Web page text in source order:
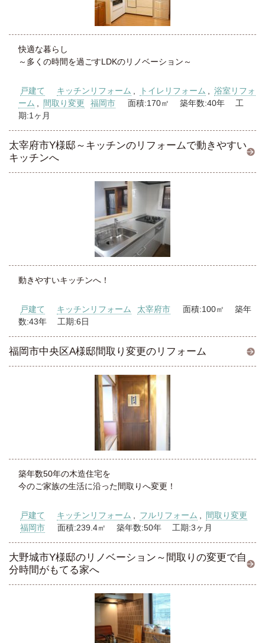
快適な暮らし
～多くの時間を過ごすLDKのリノベーション～
戸建て キッチンリフォーム トイレリフォーム
浴室リフォ
ーム
間取り変更 福岡市
面積:170㎡ 築年数:40年 工
期:1ヶ月
太宰府市Y様邸～キッチンのリフォームで動きやすい
キッチンへ
動きやすいキッチンへ！
戸建て キッチンリフォーム 太宰府市
面積:100㎡ 築年
数:43年 工期:6日
福岡市中央区A様邸間取り変更のリフォーム
築年数50年の木造住宅を
今のご家族の生活に沿った間取りへ変更！
戸建て キッチンリフォーム フルリフォーム
間取り変更
福岡市
面積:239.4㎡ 築年数:50年 工期:3ヶ月
大野城市Y様邸のリノベーション～間取りの変更で自
分時間がもてる家へ